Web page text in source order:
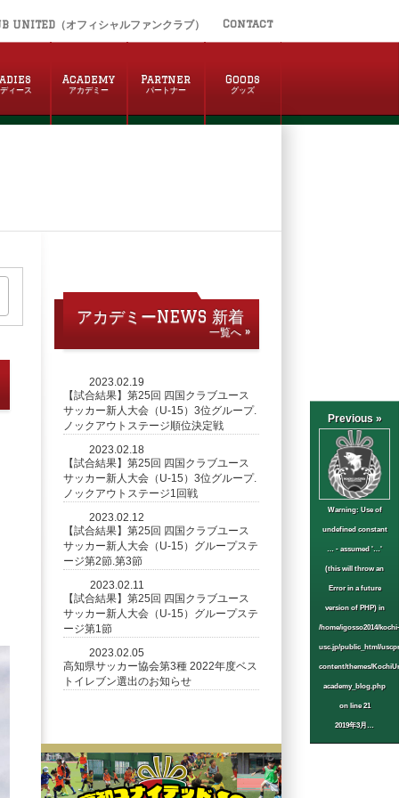
UNITED（オフィシャルファンクラブ） Contact
ィース
Academy
アカデミー
Partner
パートナー
Goods
グッズ
Previous »
Warning: Use of
undefined constant
… - assumed '…'
(this will throw an
Error in a future
version of PHP) in
/home/igosso2014/kochi-
usc.jp/public_html/
content/themes/
academy_blog.php
on line21
2019年3月…
アカデミーNEWS 新着
一覧へ »
2023.02.19
【試合結果】第25回 四国クラブユース
サッカー新人大会（U-15）3位グループ.
ノックアウトステージ順位決定戦
2023.02.18
【試合結果】第25回 四国クラブユース
サッカー新人大会（U-15）3位グループ.
ノックアウトステージ1回戦
2023.02.12
【試合結果】第25回 四国クラブユース
サッカー新人大会（U-15）グループステ
ージ第2節.第3節
2023.02.11
【試合結果】第25回 四国クラブユース
サッカー新人大会（U-15）グループステ
ージ第1節
2023.02.05
高知県サッカー協会第3種 2022年度ベス
トイレブン選出のお知らせ